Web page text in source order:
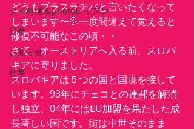
タイ料理＆photoレッスン
日常
お知らせ
仕事
どうもブラスラチバと言いたくなって
しまいます〜💦一度間違えて覚えると
修復不可能なこの頃・・
さて、オーストリアへ入る前、スロバ
キアに寄りました。
スロバキアは５つの国と国境を接して
います。93年にチェコとの連邦を解消
し独立、04年にはEU加盟を果たした成
長著しい国です。街は中世そのまま